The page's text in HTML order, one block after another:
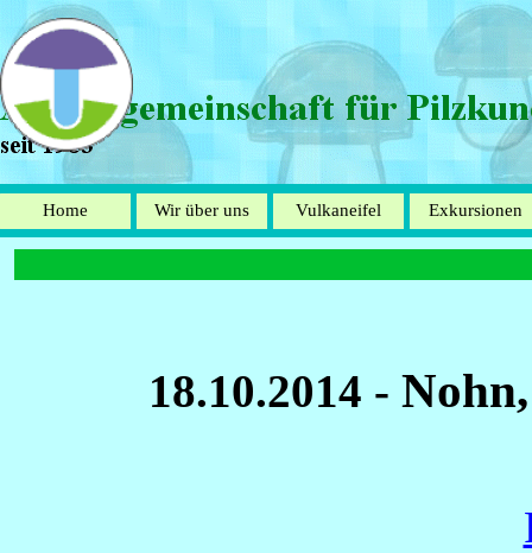
Direkt zum Seiteninhalt
Home Wir über uns ▼
Vulkaneifel ▼
Exkursionen
18.10.2014 -